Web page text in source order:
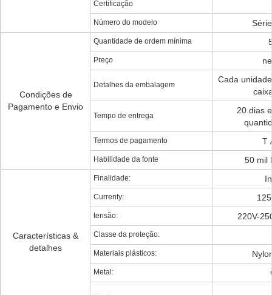
Certificação
Número do modelo
Condições de
Pagamento e Envio
Quantidade de ordem mínima
Preço
Detalhes da embalagem
Cada
Tempo de entrega
20 dias
Termos de pagamento T
Habilidade da fonte 50 mil
Características &
detalhes
Finalidade:
Currenty:
tensão: 220V-
Classe da proteção:
Materiais plásticos:
Metal: